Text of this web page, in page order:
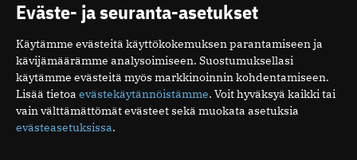
00510 Helsinki
puh. (09) 393 091
toimitus@potilaanlaakarilehti.fi
ISSN 2323-9476
Eväste- ja seuranta-asetukset
Käytämme evästeitä käyttökokemuksen parantamiseen ja
kävijämäärämme analysoimiseen. Suostumuksellasi
käytämme evästeitä myös markkinoinnin kohdentamiseen.
Lisää tietoa evästekäytännöistämme. Voit hyväksyä kaikki tai
vain välttämättömät evästeet sekä muokata asetuksia
evästeasetuksissa.